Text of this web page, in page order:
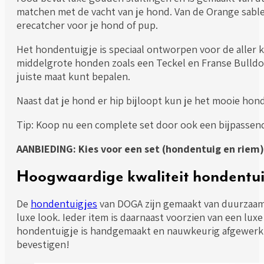
matchen met de vacht van je hond. Van de Orange
erecatcher voor je hond of pup.
Het hondentuigje is speciaal ontworpen voor de aller
middelgrote honden zoals een Teckel en Franse
juiste maat kunt bepalen.
Naast dat je hond er hip bijloopt kun je het mooie
Tip: Koop nu een complete set door ook een
AANBIEDING: Kies voor een set (hondentuig en
Hoogwaardige kwaliteit
De hondentuigjes van DOGA zijn gemaakt van
luxe look. Ieder item is daarnaast voorzien van een
hondentuigje is handgemaakt en nauwkeurig
bevestigen!